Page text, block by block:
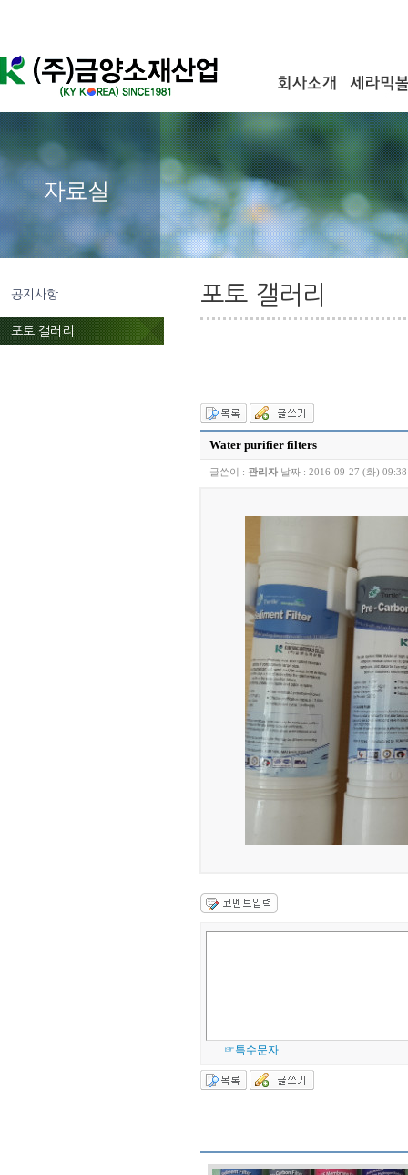
공지사항
포토 갤러리
포토 갤러리
Water purifier filters
글쓴이 : 관리자 날짜 : 2016-09-27 (화) 09:38
☞특수문자